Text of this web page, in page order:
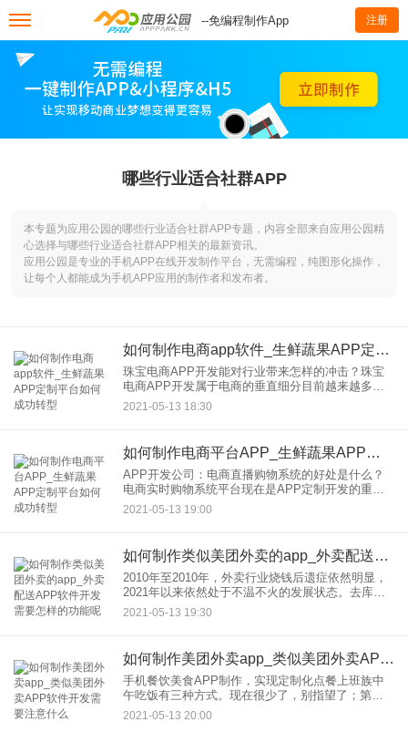
--免编程制作App 注册
哪些行业适合社群APP
本专题为应用公园的哪些行业适合社群APP专题，内容全部来自应用公园精
心选择与哪些行业适合社群APP相关的最新资讯。
应用公园是专业的手机APP在线开发制作平台，无需编程，纯图形化操作，
让每个人都能成为手机APP应用的制作者和发布者。
如何制作电商app软件_生鲜蔬果APP定制平台如何成功转型
珠宝电商APP开发能对行业带来怎样的冲击？珠宝
电商APP开发属于电商的垂直细分目前越来越多的
用户愿意在网上购买品或珠宝，因为电商折扣在价
格，提供了很大的优势，而珠宝电商属于电商路上
2021-05-13 18:30
如何制作电商平台APP_生鲜蔬果APP定制平台如何成功转型
APP开发公司：电商直播购物系统的好处是什么？
电商实时购物系统平台现在是APP定制开发的重要
组成部分，它允许网络上的名人、人才、明星、讲
师销售相关产品，在分销直播的同时通过商城加速
2021-05-13 19:00
如何制作类似美团外卖的app_外卖配送APP软件开发需要怎样的功能呢
2010年至2010年，外卖行业烧钱后遗症依然明显，
2021年以来依然处于不温不火的发展状态。去库存
化再次让房地产行业陷入狂欢。毕竟吃饭生活是群
众的必需品。在供给侧改革的大环境下，我国房地
2021-05-13 19:30
如何制作美团外卖app_类似美团外卖APP软件开发需要注意什么
手机餐饮美食APP制作，实现定制化点餐上班族中
午吃饭有三种方式。现在很少了，别指望了；第二
种是自带食物，但是边肖觉得勤于带食物的人真的
不多；第三是出去吃饭。在外面吃饭有两种。一种
2021-05-13 20:00